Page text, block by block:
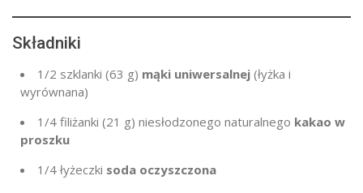
Składniki
1/2 szklanki (63 g) mąki uniwersalnej (łyżka i
wyrównana)
1/4 filiżanki (21 g) niesłodzonego naturalnego kakao w
proszku
1/4 łyżeczki soda oczyszczona